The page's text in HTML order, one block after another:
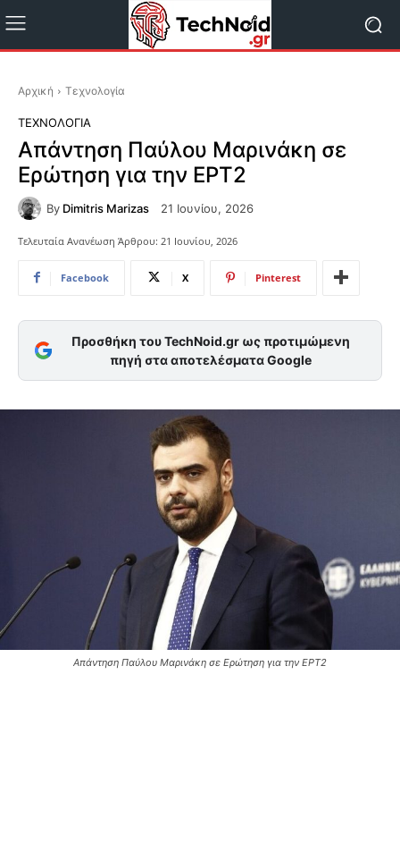
Αρχική Τεχνολογία
ΤΕΧΝΟΛΟΓΊΑ
Απάντηση Παύλου Μαρινάκη σε
Ερώτηση για την ΕΡΤ2
By Dimitris Marizas 21 Ιουνίου, 2026
Τελευταία Ανανέωση Άρθρου: 21 Ιουνίου, 2026
Facebook X Pinterest
Προσθήκη του TechNoid.gr ως προτιμώμενη
πηγή στα αποτελέσματα Google
Απάντηση Παύλου Μαρινάκη σε Ερώτηση για την ΕΡΤ2